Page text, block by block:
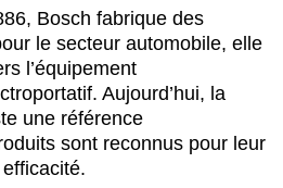
Bosch fabrique des
le secteur automobile, elle
l’équipement
Aujourd’hui, la
une référence
sont reconnus pour leur